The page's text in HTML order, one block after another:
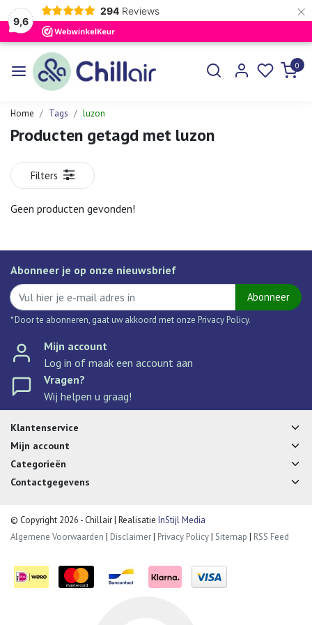
9,6
294 Reviews ×
0
Home Tags luzon
Producten getagd met luzon
Filters
Geen producten gevonden!
Abonneer je op onze nieuwsbrief
Abonneer
* Door te abonneren, gaat uw akkoord met onze Privacy Policy.
Mijn account
Log in of maak een account aan
Vragen?
Wij helpen u graag!
Klantenservice
Mijn account
Categorieën
Contactgegevens
© Copyright 2026 - Chillair | Realisatie InStijl Media
Algemene Voorwaarden | Disclaimer| Privacy Policy| Sitemap | RSS Feed